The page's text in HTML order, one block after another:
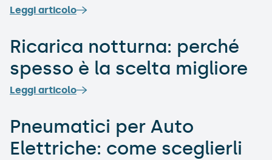
Leggi articolo
Ricarica notturna: perché
spesso è la scelta migliore
Leggi articolo
Pneumatici per Auto
Elettriche: come sceglierli